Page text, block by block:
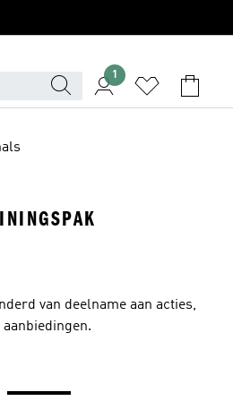
1
van deelname aan acties,